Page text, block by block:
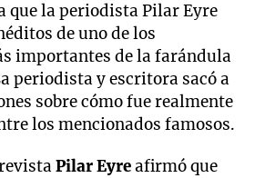
que la periodista Pilar Eyre
de uno de los
importantes de la farándula
periodista y escritora sacó a
sobre cómo fue realmente
los mencionados famosos.
Pilar Eyreafirmó que